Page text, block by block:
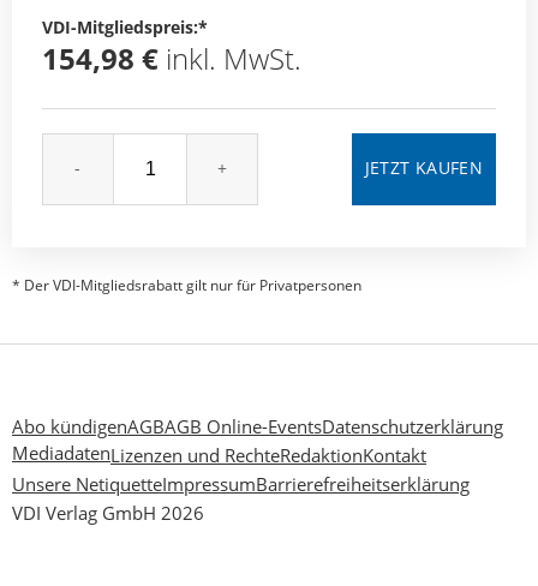
VDI-Mitgliedspreis:*
154,98 € inkl. MwSt.
- +
* Der VDI-Mitgliedsrabatt gilt nur für Privatpersonen
Abo kündigenAGBAGB Online-EventsDatenschutzerklärung
MediadatenLizenzen und RechteRedaktionKontakt
Unsere NetiquetteImpressumBarrierefreiheitserklärung
VDI Verlag GmbH 2026